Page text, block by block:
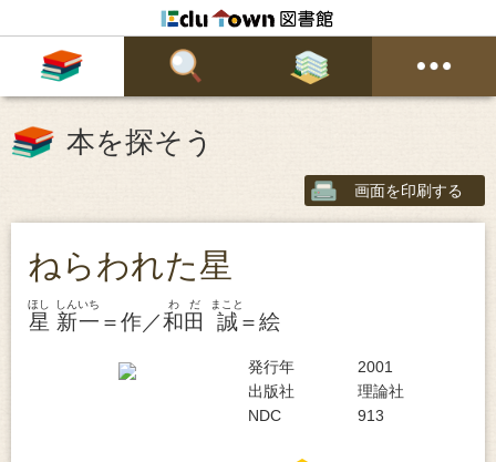
本を探そう
画面を印刷する
ねらわれた星
星
ほし
新一
しんいち
＝作／和田
わだ
誠
まこと
＝絵
発行年
2001
出版社
理論社
NDC
913